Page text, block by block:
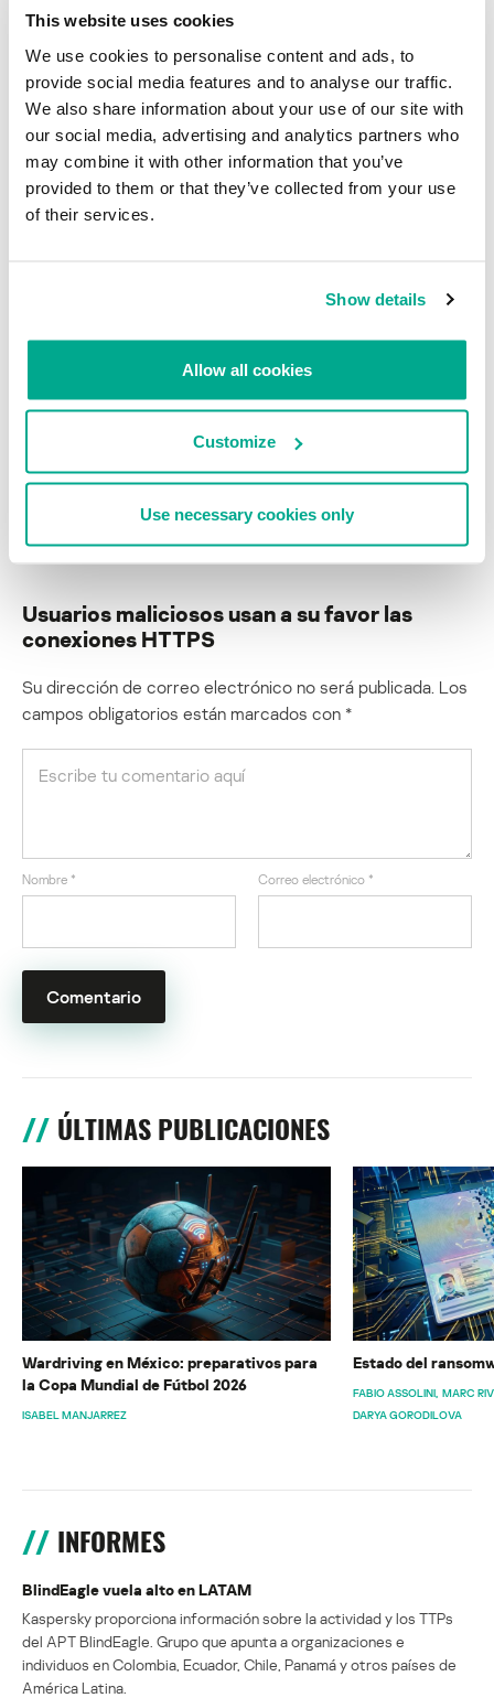
This website uses cookies
We use cookies to personalise content and ads, to
provide social media features and to analyse our traffic.
We also share information about your use of our site with
our social media, advertising and analytics partners who
may combine it with other information that you’ve
provided to them or that they’ve collected from your use
of their services.
Show details
Allow all cookies
Customize
Use necessary cookies only
A menudo vemos a usuarios maliciosos que se aprovechan de la
confianza de sus víctimas: penetran en cuentas de redes sociales
para enviar enlaces a sus contactos con supuestos videos
inofensivos de gatitos (pero con una extensión .exe, y no cualquiera
cae en esa trampa), recrean los logos de las agencias
gubernamentales pero los llenan de troyanos chantajistas, o
persuaden a los usuarios para que compartan sus números de
teléfono para “combatir las redes zombi”. Pero también se
caracteres gris e inofensiva en una conexión HTTPS es un ejemplo
de los expertos en estas tecnologías, que se diseñaron para
proteger a los usuarios contra los sabotajes en Internet.
VULNERABILIDADES Y EXPLOITS ATAQUES SELECTIVOS
CERTIFICADOS DIGITALES WEB BROWSERS
Usuarios maliciosos usan a su favor las
conexiones HTTPS
Su dirección de correo electrónico no será publicada. Los
campos obligatorios están marcados con *
Nombre * Correo electrónico *
ÚLTIMAS PUBLICACIONES
Wardriving en México: preparativos para
la Copa Mundial de Fútbol 2026
ISABEL MANJARREZ
Estado del
FABIO ASSOLINI MARC
DARYA GORODILOVA
INFORMES
BlindEagle vuela alto en LATAM
Kaspersky proporciona información sobre la actividad y los TTPs
del APT BlindEagle. Grupo que apunta a organizaciones e
individuos en Colombia, Ecuador, Chile, Panamá y otros países de
América Latina.